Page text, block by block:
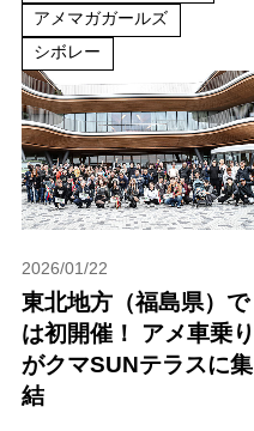
アメマガガールズ
シボレー
2026/01/22
東北地方（福島県）で
は初開催！ アメ車乗り
がクマSUNテラスに集
結